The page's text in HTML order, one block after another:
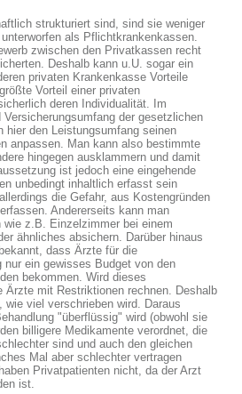
strukturiert sind, sind sie weniger
als Pflichtkrankenkassen.
zwischen den Privatkassen recht
Deshalb kann u.U. sogar ein
privaten Krankenkasse Vorteile
Vorteil einer privaten
deren Individualität. Im
der gesetzlichen
hier den Leistungsumfang seinen
anpassen. Man kann also bestimmte
hingegen ausklammern und damit
ist jedoch eine eingehende
unbedingt inhaltlich erfasst sein
die Gefahr, aus Kostengründen
Andererseits kann man
wie z.B. Einzelzimmer bei einem
ähnliches absichern. Darüber hinaus
dass Ärzte für die
nur ein gewisses Budget von den
bekommen. Wird dieses
Ärzte mit Restriktionen rechnen. Deshalb
wie viel verschrieben wird. Daraus
"überflüssig" wird (obwohl sie
billigere Medikamente verordnet, die
sind und auch den gleichen
Mal aber schlechter vertragen
Privatpatienten nicht, da der Arzt
ist.